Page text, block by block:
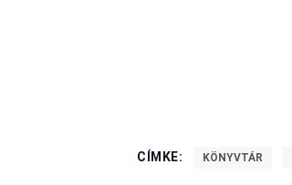
CÍMKE: KÖNYVTÁR